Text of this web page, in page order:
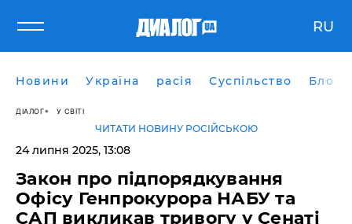
RU
Новини Україна расія Суспільство Блоги
ДІАЛОГ У СВІТІ
ЧИТАТИ НОВИНУ РОСІЙСЬКОЮ
24 липня 2025, 13:08
Закон про підпорядкування
Офісу Генпрокурора НАБУ та
САП викликав тривогу у Сенаті